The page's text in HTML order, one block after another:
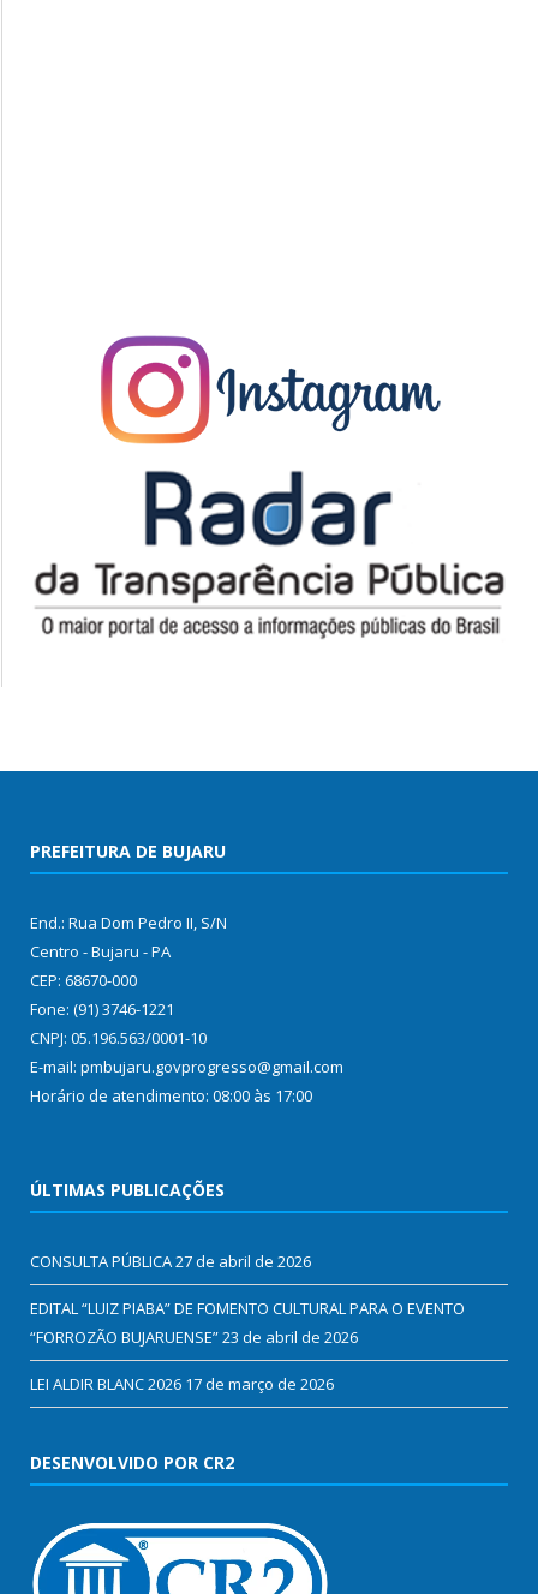
PREFEITURA DE BUJARU
End.: Rua Dom Pedro II, S/N
Centro - Bujaru - PA
CEP: 68670-000
Fone: (91) 3746-1221
CNPJ: 05.196.563/0001-10
E-mail: pmbujaru.govprogresso@gmail.com
Horário de atendimento: 08:00 às 17:00
ÚLTIMAS PUBLICAÇÕES
CONSULTA PÚBLICA27 de abril de 2026
EDITAL “LUIZ PIABA” DE FOMENTO CULTURAL PARA O EVENTO
“FORROZÃO BUJARUENSE”23 de abril de 2026
LEI ALDIR BLANC 2026 17 de março de 2026
DESENVOLVIDO POR CR2